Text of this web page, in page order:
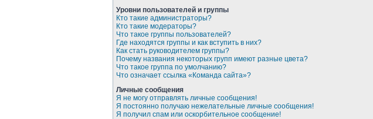
Уровни пользователей и группы
Кто такие администраторы?
Кто такие модераторы?
Что такое группы пользователей?
Где находятся группы и как вступить в них?
Как стать руководителем группы?
Почему названия некоторых групп имеют разные цвета?
Что такое группа по умолчанию?
Что означает ссылка «Команда сайта»?
Личные сообщения
Я не могу отправлять личные сообщения!
Я постоянно получаю нежелательные личные сообщения!
Я получил спам или оскорбительное сообщение!